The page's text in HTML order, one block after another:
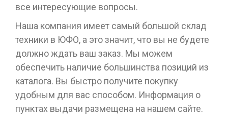
все интересующие вопросы.
Наша компания имеет самый большой склад
техники в ЮФО, а это значит, что вы не будете
должно ждать ваш заказ. Мы можем
обеспечить наличие большинства позиций из
каталога. Вы быстро получите покупку
удобным для вас способом. Информация о
пунктах выдачи размещена на нашем сайте.